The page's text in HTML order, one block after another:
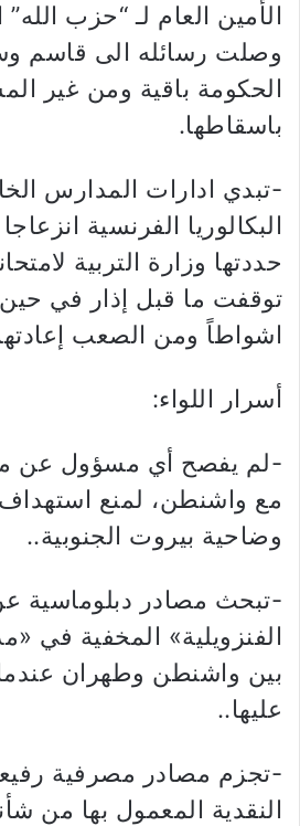
الأمين العام لـ “حزب
وصلت رسائله الى قاسم
الحكومة باقية ومن غير
باسقاطها.
-تبدي ادارات المدارس
البكالوريا الفرنسية
حددتها وزارة التربية
توقفت ما قبل إذار في حين
اشواطاً ومن الصعب
أسرار اللواء:
-لم يفصح أي مسؤول عن
مع واشنطن، لمنع
وضاحية بيروت الجنوبية..
-تبحث مصادر دبلوماسية
الفنزويلية» المخفية في
بين واشنطن وطهران
عليها..
-تجزم مصادر مصرفية
النقدية المعمول بها من